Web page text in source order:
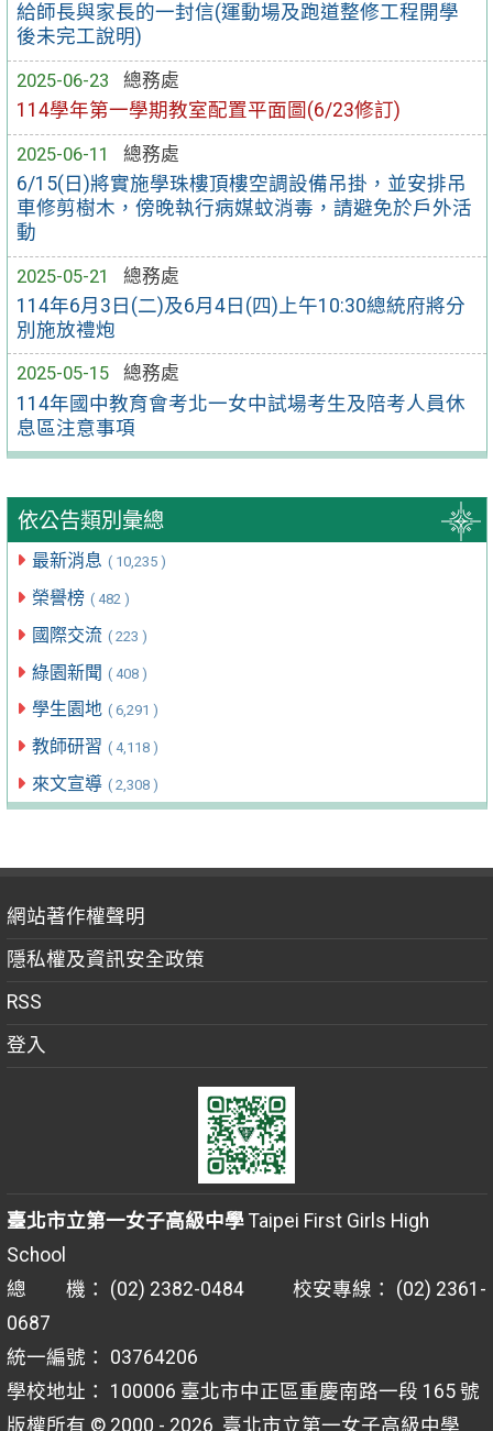
給師長與家長的一封信(運動場及跑道整修工程開學
後未完工說明)
2025-06-23
總務處
114學年第一學期教室配置平面圖(6/23修訂)
2025-06-11
總務處
6/15(日)將實施學珠樓頂樓空調設備吊掛，並安排吊
車修剪樹木，傍晚執行病媒蚊消毒，請避免於戶外活
動
2025-05-21
總務處
114年6月3日(二)及6月4日(四)上午10:30總統府將分
別施放禮炮
2025-05-15
總務處
114年國中教育會考北一女中試場考生及陪考人員休
息區注意事項
依公告類別彙總
最新消息 ( 10,235 )
榮譽榜 ( 482 )
國際交流 ( 223 )
綠園新聞 ( 408 )
學生園地 ( 6,291 )
教師研習 ( 4,118 )
來文宣導 ( 2,308 )
網站著作權聲明
隱私權及資訊安全政策
RSS
登入
臺北市立第一女子高級中學Taipei First Girls High
School
總 機： (02) 2382-0484 校安專線： (02) 2361-
0687
統一編號： 03764206
學校地址： 100006 臺北市中正區重慶南路一段 165 號
版權所有 © 2000 - 2026 臺北市立第一女子高級中學